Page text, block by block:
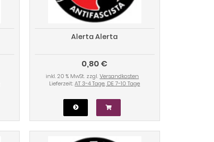
Alerta Alerta
0,80 €
inkl. 20 % MwSt. zzgl.Versandkosten
Lieferzeit:AT 3-4 Tage, DE 7-10 Tage